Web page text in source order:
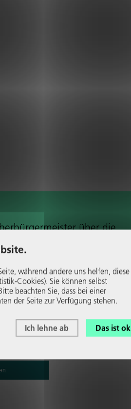
über die
Lan­des­haupt­
während andere uns helfen, diese
Cookies). Sie können selbst
beachten Sie, dass bei einer
der Seite zur Verfügung stehen.
Ich lehne ab Das ist ok